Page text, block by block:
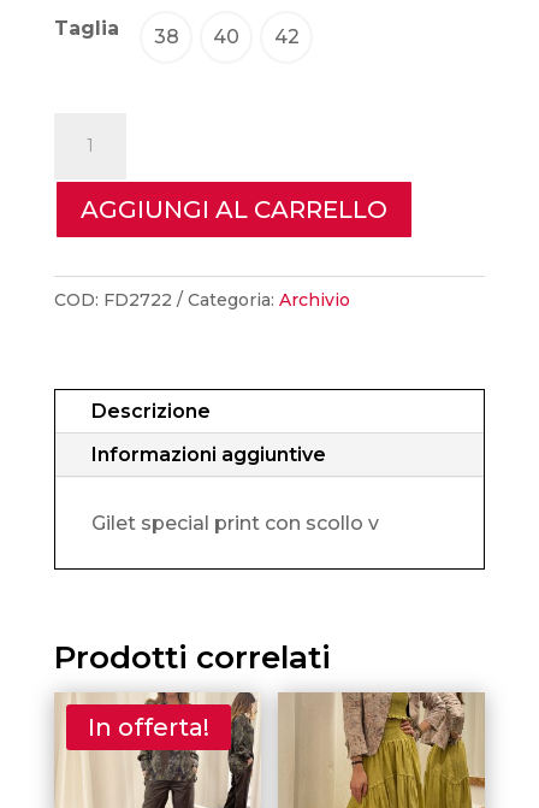
Taglia 38 40 42
Gilet
AGGIUNGI AL CARRELLO
COD: FD2722 Categoria: Archivio
Descrizione
Informazioni aggiuntive
Gilet special print con scollo v
Prodotti correlati
In offerta!